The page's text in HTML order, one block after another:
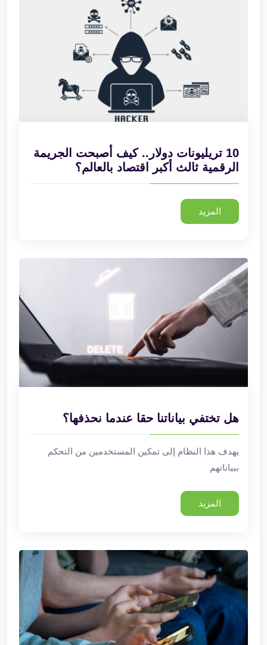
10 تريليونات دولار.. كيف أصبحت الجريمة
الرقمية ثالث أكبر اقتصاد بالعالم؟
المزيد
هل تختفي بياناتنا حقا عندما نحذفها؟
يهدف هذا النظام إلى تمكين المستخدمين من التحكم
ببياناتهم
المزيد